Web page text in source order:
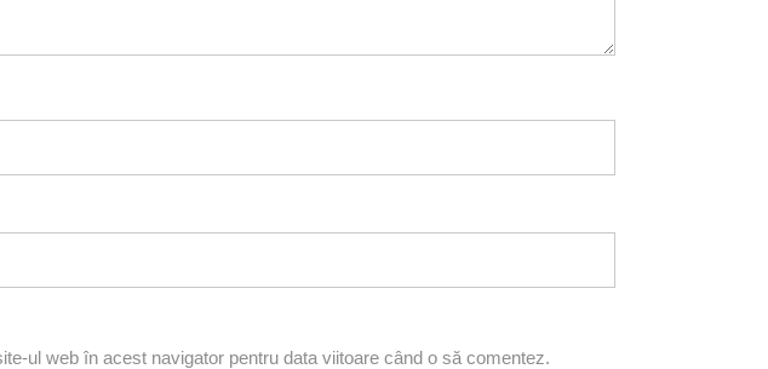
ul web în acest navigator pentru data viitoare când o să comentez.